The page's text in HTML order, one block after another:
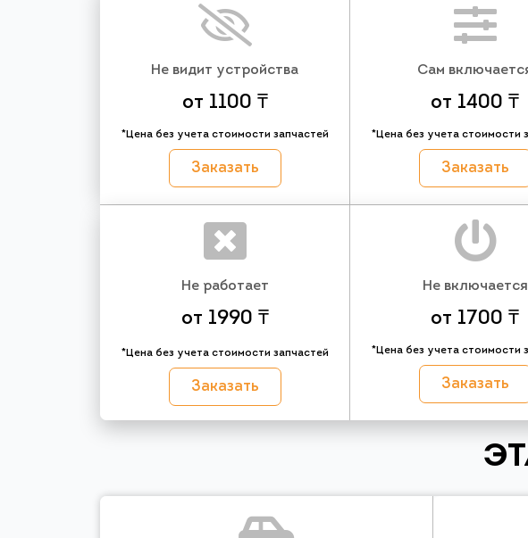
Не видит устройства
от 1100 ₸
*Цена без учета стоимости запчастей
Заказать
Сам
от 1400 ₸
*Цена без учета стоимости
Заказать
Не работает
от 1990 ₸
*Цена без учета стоимости запчастей
Заказать
Не включается
от 1700 ₸
*Цена без учета стоимости
Заказать